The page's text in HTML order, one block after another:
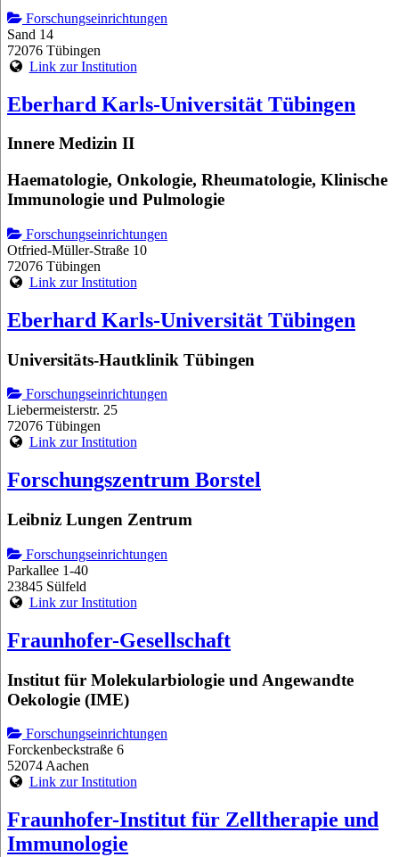
Forschungseinrichtungen
Sand 14
72076 Tübingen
Link zur Institution
Eberhard Karls-Universität Tübingen
Innere Medizin II
Haematologie, Onkologie, Rheumatologie, Klinische
Immunologie und Pulmologie
Forschungseinrichtungen
Otfried-Müller-Straße 10
72076 Tübingen
Link zur Institution
Eberhard Karls-Universität Tübingen
Universitäts-Hautklinik Tübingen
Forschungseinrichtungen
Liebermeisterstr. 25
72076 Tübingen
Link zur Institution
Forschungszentrum Borstel
Leibniz Lungen Zentrum
Forschungseinrichtungen
Parkallee 1-40
23845 Sülfeld
Link zur Institution
Fraunhofer-Gesellschaft
Institut für Molekularbiologie und Angewandte
Oekologie (IME)
Forschungseinrichtungen
Forckenbeckstraße 6
52074 Aachen
Link zur Institution
Fraunhofer-Institut für Zelltherapie und
Immunologie